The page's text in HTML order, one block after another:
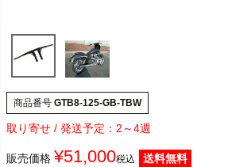
商品番号 GTB8-125-GB-TBW
2～4週
販売価格 ¥51,000税込
送料無料